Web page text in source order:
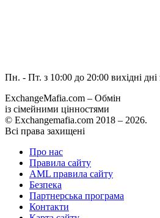
Пн. - Пт. з 10:00 до 20:00 вихідні
ExchangeMafia.com – Обмін
із сімейними цінностями
© Exchangemafia.com 2018 – 2026.
Всі права захищені
Про нас
Правила сайту
AML правила сайту
Безпека
Партнерська програма
Контакти